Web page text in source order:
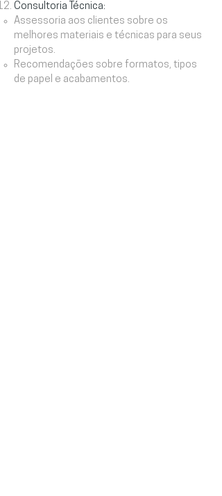
Consultoria Técnica:
Assessoria aos clientes sobre os
melhores materiais e técnicas para seus
projetos.
Recomendações sobre formatos, tipos
de papel e acabamentos.